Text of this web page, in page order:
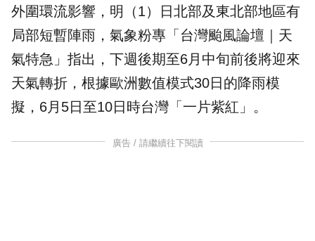
外圍環流影響，明（1）日北部及東北部地區有
局部短暫陣雨 ，氣象粉專「台灣颱風論壇｜ 天
氣特急」指出，下週後期至6月中旬前後將迎來
天氣轉折，根據歐洲數值模式30日的降雨模
擬，6月5日至10日時台灣「一片紫紅」。
廣告 / 請繼續往下閱讀